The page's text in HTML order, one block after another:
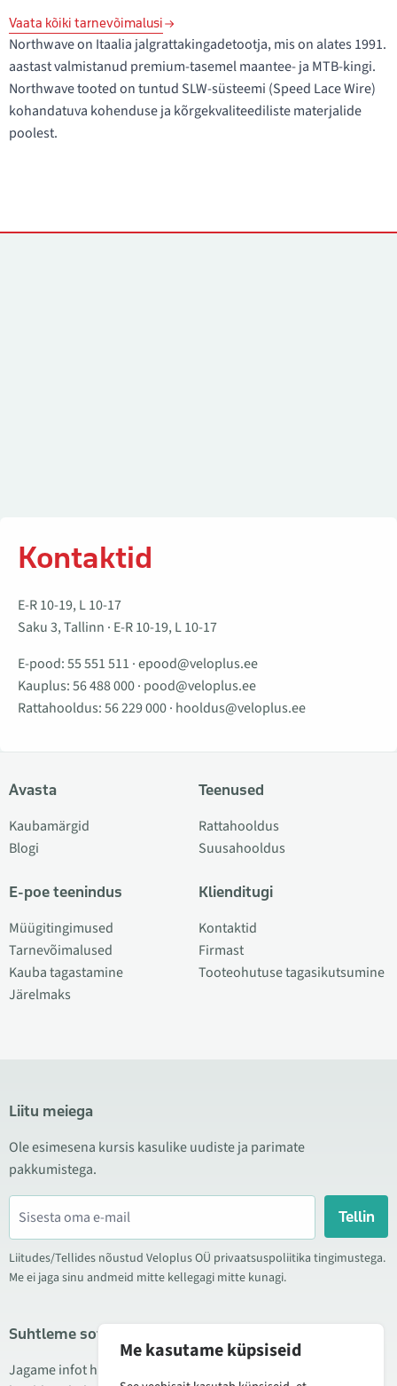
Vaata kõiki tarnevõimalusi
Northwave on Itaalia jalgrattakingadetootja, mis on alates 1991.
aastast valmistanud premium-tasemel maantee- ja MTB-kingi.
Northwave tooted on tuntud SLW-süsteemi (Speed Lace Wire)
kohandatuva kohenduse ja kõrgekvaliteediliste materjalide
poolest.
Kontaktid
E-R 10-19, L 10-17
Saku 3, Tallinn · E-R 10-19, L 10-17
E-pood:55 551 511 ·epood@veloplus.ee
Kauplus:56 488 000· pood@veloplus.ee
Rattahooldus:56 229 000· hooldus@veloplus.ee
Avasta
Kaubamärgid
Blogi
E-poe teenindus
Müügitingimused
Tarnevõimalused
Kauba tagastamine
Järelmaks
Teenused
Rattahooldus
Suusahooldus
Klienditugi
Kontaktid
Firmast
Tooteohutuse tagasikutsumine
Liitu meiega
Ole esimesena kursis kasulike uudiste ja parimate
pakkumistega.
Tellin
Liitudes/Tellides nõustud Veloplus OÜ privaatsuspoliitika tingimustega.
Me ei jaga sinu andmeid mitte kellegagi mitte kunagi.
Suhtleme sotsiaalmeedias
Jagame infot hea hinna kampaaniate, uute toodete ning
Me kasutame küpsiseid